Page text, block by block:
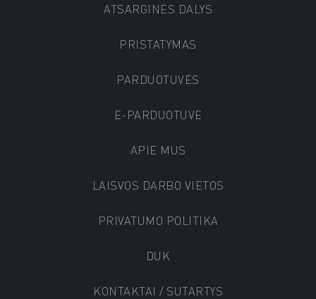
ATSARGINĖS DALYS
PRISTATYMAS
PARDUOTUVĖS
E-PARDUOTUVĖ
APIE MUS
LAISVOS DARBO VIETOS
PRIVATUMO POLITIKA
DUK
KONTAKTAI / SUTARTYS